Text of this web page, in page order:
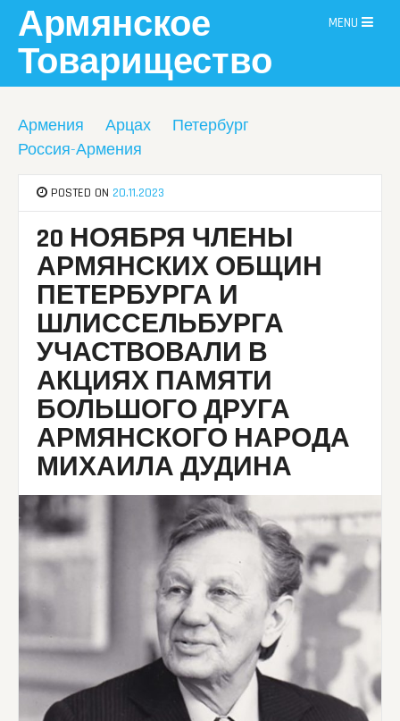
content
Армянское
Товарищество
MENU
Армения Арцах
Петербург
Россия-Армения
POSTED ON 20.11.2023
20 НОЯБРЯ ЧЛЕНЫ
АРМЯНСКИХ ОБЩИН
ПЕТЕРБУРГА И
ШЛИССЕЛЬБУРГА
УЧАСТВОВАЛИ В
АКЦИЯХ ПАМЯТИ
БОЛЬШОГО ДРУГА
АРМЯНСКОГО НАРОДА
МИХАИЛА ДУДИНА